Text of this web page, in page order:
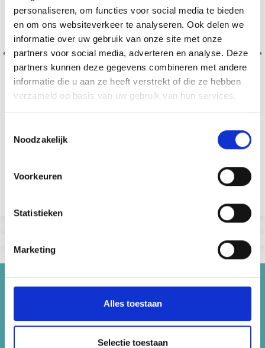
personaliseren, om functies voor social media te bieden
en om ons websiteverkeer te analyseren. Ook delen we
informatie over uw gebruik van onze site met onze
partners voor social media, adverteren en analyse. Deze
partners kunnen deze gegevens combineren met andere
informatie die u aan ze heeft verstrekt of die ze hebben
verzameld op basis van uw gebruik van hun services.
Noodzakelijk
Voorkeuren
Statistieken
Marketing
Alles toestaan
Selectie toestaan
EUR 8.50
Bespaar tot 50%
Word lid van onze breigemeenschap en krijg
exclusieve toegang tot inspirerende